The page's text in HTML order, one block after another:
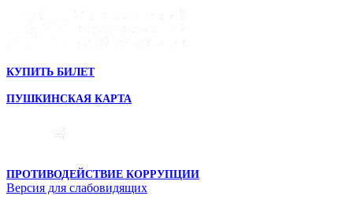
КУПИТЬ БИЛЕТ
ПУШКИНСКАЯ КАРТА
ПРОТИВОДЕЙСТВИЕ КОРРУПЦИИ
Версия для слабовидящих